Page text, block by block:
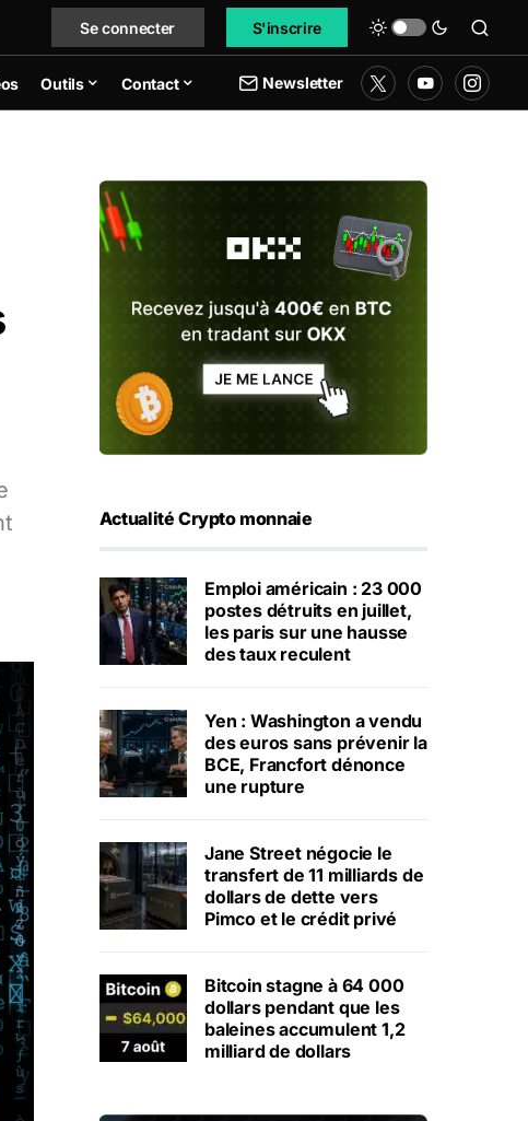
Se connecter S'inscrire
Outils Contact Newsletter
Actualité Crypto monnaie
Emploi américain : 23 000
postes détruits en juillet,
les paris sur une hausse
des taux reculent
Yen : Washington a vendu
des euros sans prévenir la
BCE, Francfort dénonce
une rupture
Jane Street négocie le
transfert de 11 milliards de
dollars de dette vers
Pimco et le crédit privé
Bitcoin stagne à 64 000
dollars pendant que les
baleines accumulent 1,2
milliard de dollars